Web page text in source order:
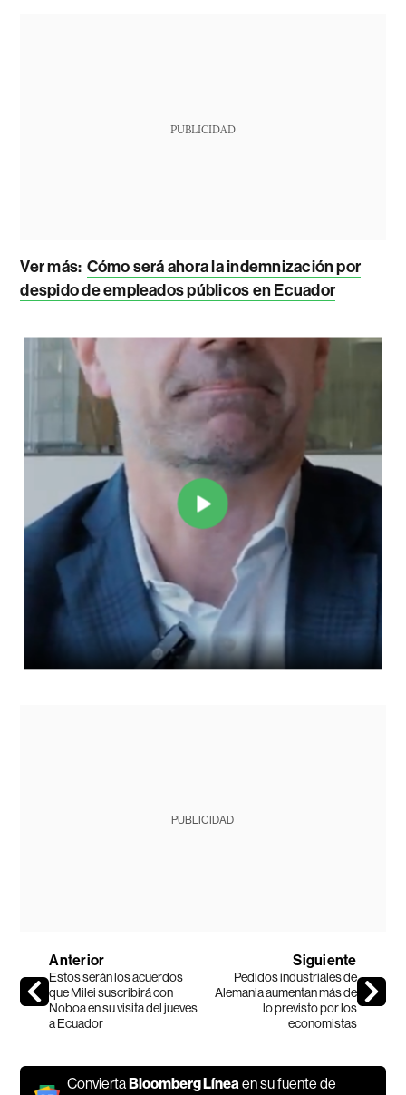
PUBLICIDAD
Ver más: Cómo será ahora la indemnización por
despido de empleados públicos en Ecuador
PUBLICIDAD
Anterior
Estos serán los acuerdos
que Milei suscribirá con
Noboa en su visita del jueves
a Ecuador
Siguiente
Pedidos industriales de
Alemania aumentan más de
lo previsto por los
economistas
Convierta Bloomberg Líneaen su fuente de